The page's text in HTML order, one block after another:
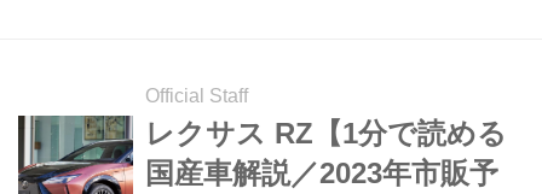
Official Staff
レクサス RZ【1分で読める
国産車解説／2023年市販予